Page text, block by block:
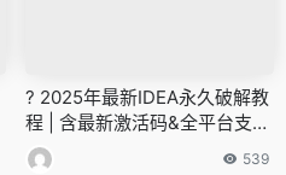
? 2025年最新IDEA永久破解教
程 | 含最新激活码&全平台支持
(Windows/Mac/Linux)
539